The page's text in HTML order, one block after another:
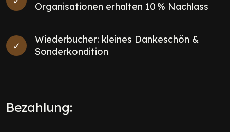
Organisationen erhalten 10 % Nachlass
Wiederbucher: kleines Dankeschön &
Sonderkondition
Bezahlung: